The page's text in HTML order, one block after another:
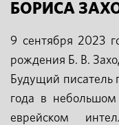
БОРИСА
9 сентября 2023
рождения Б. В.
Будущий писатель
года в небольшом
еврейском